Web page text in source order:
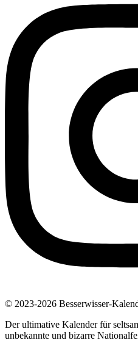
© 2023-2026 Besserwisser-
Der ultimative Kalender für
unbekannte und bizarre